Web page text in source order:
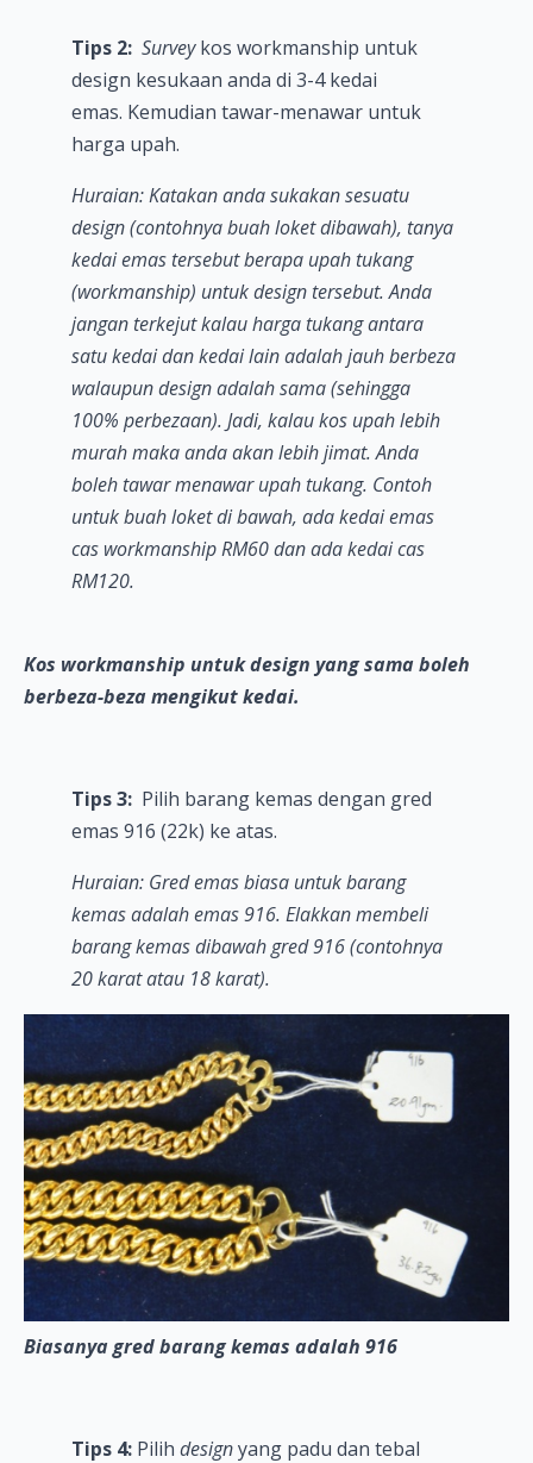
Tips 2: Surveykos workmanship untuk
design kesukaan anda di 3-4 kedai
emas. Kemudian tawar-menawar untuk
harga upah.
Huraian: Katakan anda sukakan sesuatu
design (contohnya buah loket dibawah), tanya
kedai emas tersebut berapa upah tukang
(workmanship) untuk design tersebut. Anda
jangan terkejut kalau harga tukang antara
satu kedai dan kedai lain adalah jauh berbeza
walaupun design adalah sama (sehingga
100% perbezaan). Jadi, kalau kos upah lebih
murah maka anda akan lebih jimat. Anda
boleh tawar menawar upah tukang. Contoh
untuk buah loket di bawah, ada kedai emas
cas workmanship RM60 dan ada kedai cas
RM120.
Kos workmanship untuk design yang sama boleh
berbeza-beza mengikut kedai.
Tips 3: Pilih barang kemas dengan gred
emas 916 (22k) ke atas.
Huraian: Gred emas biasa untuk barang
kemas adalah emas 916. Elakkan membeli
barang kemas dibawah gred 916 (contohnya
20 karat atau 18 karat).
Biasanya gred barang kemas adalah 916
Tips 4: Pilih designyang padu dan tebal